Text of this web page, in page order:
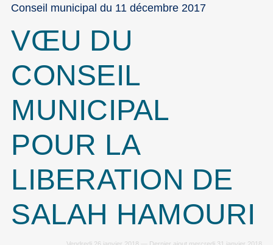
Conseil municipal du 11 décembre 2017
VŒU DU
CONSEIL
MUNICIPAL
POUR LA
LIBERATION DE
SALAH HAMOURI